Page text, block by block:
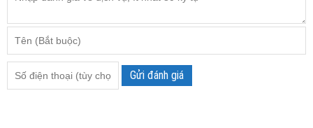
Gửi đánh giá